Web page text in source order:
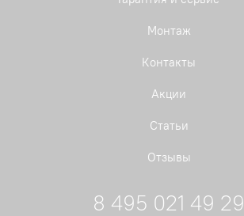
Монтаж
Контакты
Акции
Статьи
Отзывы
8 495 021 49 29